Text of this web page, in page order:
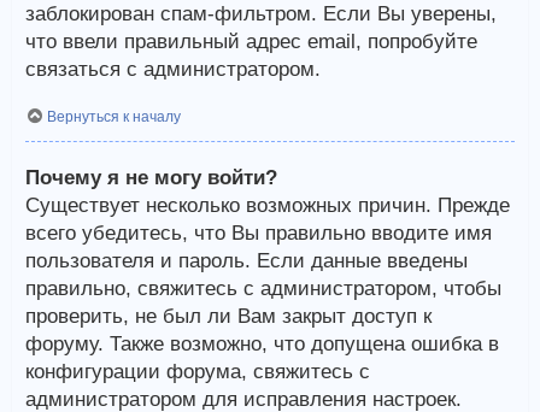
заблокирован спам-фильтром. Если Вы уверены,
что ввели правильный адрес email, попробуйте
связаться с администратором.
Вернуться к началу
Почему я не могу войти?
Существует несколько возможных причин. Прежде
всего убедитесь, что Вы правильно вводите имя
пользователя и пароль. Если данные введены
правильно, свяжитесь с администратором, чтобы
проверить, не был ли Вам закрыт доступ к
форуму. Также возможно, что допущена ошибка в
конфигурации форума, свяжитесь с
администратором для исправления настроек.